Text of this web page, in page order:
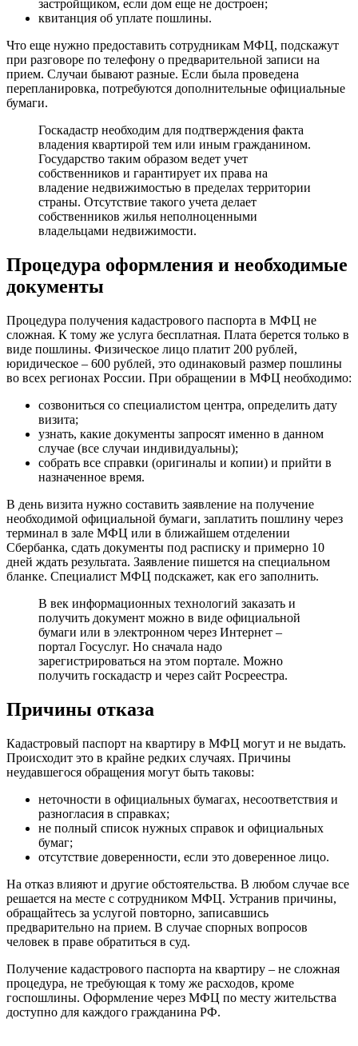
застройщиком, если дом еще не достроен;
квитанция об уплате пошлины.
Что еще нужно предоставить сотрудникам МФЦ, подскажут
при разговоре по телефону о предварительной записи на
прием. Случаи бывают разные. Если была проведена
перепланировка, потребуются дополнительные официальные
бумаги.
Госкадастр необходим для подтверждения факта
владения квартирой тем или иным гражданином.
Государство таким образом ведет учет
собственников и гарантирует их права на
владение недвижимостью в пределах территории
страны. Отсутствие такого учета делает
собственников жилья неполноценными
владельцами недвижимости.
Процедура оформления и необходимые
документы
Процедура получения кадастрового паспорта в МФЦ не
сложная. К тому же услуга бесплатная. Плата берется только в
виде пошлины. Физическое лицо платит 200 рублей,
юридическое – 600 рублей, это одинаковый размер пошлины
во всех регионах России. При обращении в МФЦ необходимо:
созвониться со специалистом центра, определить дату
визита;
узнать, какие документы запросят именно в данном
случае (все случаи индивидуальны);
собрать все справки (оригиналы и копии) и прийти в
назначенное время.
В день визита нужно составить заявление на получение
необходимой официальной бумаги, заплатить пошлину через
терминал в зале МФЦ или в ближайшем отделении
Сбербанка, сдать документы под расписку и примерно 10
дней ждать результата. Заявление пишется на специальном
бланке. Специалист МФЦ подскажет, как его заполнить.
В век информационных технологий заказать и
получить документ можно в виде официальной
бумаги или в электронном через Интернет –
портал Госуслуг. Но сначала надо
зарегистрироваться на этом портале. Можно
получить госкадастр и через сайт Росреестра.
Причины отказа
Кадастровый паспорт на квартиру в МФЦ могут и не выдать.
Происходит это в крайне редких случаях. Причины
неудавшегося обращения могут быть таковы:
неточности в официальных бумагах, несоответствия и
разногласия в справках;
не полный список нужных справок и официальных
бумаг;
отсутствие доверенности, если это доверенное лицо.
На отказ влияют и другие обстоятельства. В любом случае все
решается на месте с сотрудником МФЦ. Устранив причины,
обращайтесь за услугой повторно, записавшись
предварительно на прием. В случае спорных вопросов
человек в праве обратиться в суд.
Получение кадастрового паспорта на квартиру – не сложная
процедура, не требующая к тому же расходов, кроме
госпошлины. Оформление через МФЦ по месту жительства
доступно для каждого гражданина РФ.